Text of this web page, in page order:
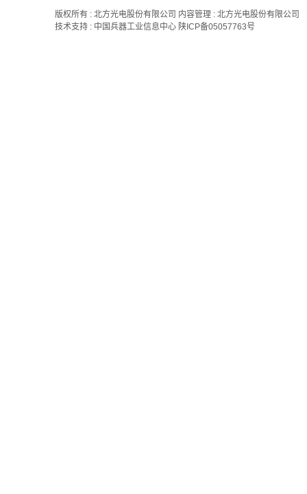
版权所有 : 北方光电股份有限公司 内容管理 : 北方光电股份有限公司
技术支持 : 中国兵器工业信息中心 陕ICP备05057763号